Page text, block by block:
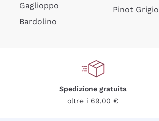
Gaglioppo
Bardolino
Pinot Grigio
Spedizione gratuita
oltre i 69,00 €